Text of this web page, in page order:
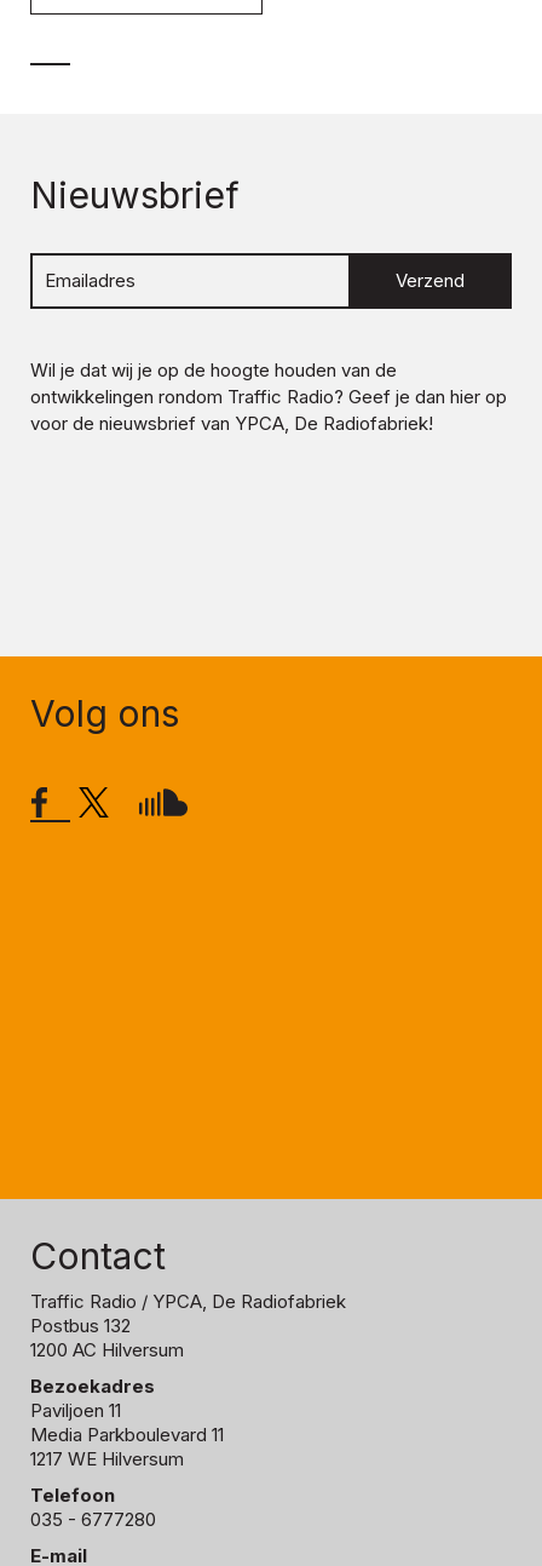
Nieuwsbrief
Verzend
Wil je dat wij je op de hoogte houden van de
ontwikkelingen rondom Traffic Radio? Geef je dan hier op
voor de nieuwsbrief van YPCA, De Radiofabriek!
Volg ons
Contact
Traffic Radio / YPCA, De Radiofabriek
Postbus 132
1200 AC Hilversum
Bezoekadres
Paviljoen 11
Media Parkboulevard 11
1217 WE Hilversum
Telefoon
035 - 6777280
E-mail